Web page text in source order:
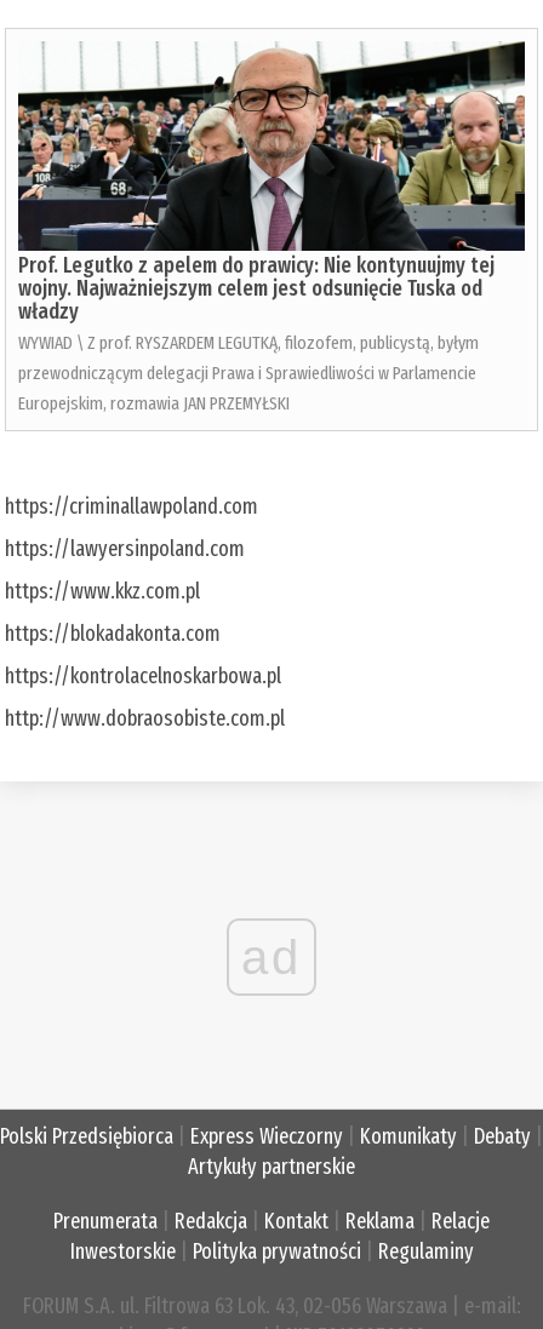
Prof. Legutko z apelem do prawicy: Nie kontynuujmy tej
wojny. Najważniejszym celem jest odsunięcie Tuska od
władzy
WYWIAD \ Z prof. RYSZARDEM LEGUTKĄ, filozofem, publicystą, byłym
przewodniczącym delegacji Prawa i Sprawiedliwości w Parlamencie
Europejskim, rozmawia JAN PRZEMYŁSKI
https://criminallawpoland.com
https://lawyersinpoland.com
https://www.kkz.com.pl
https://blokadakonta.com
https://kontrolacelnoskarbowa.pl
http://www.dobraosobiste.com.pl
ad
Polski Przedsiębiorca Express Wieczorny Komunikaty Debaty
Artykuły partnerskie
Prenumerata Redakcja Kontakt Reklama
Relacje
Inwestorskie| Polityka prywatności Regulaminy
FORUM S.A. ul. Filtrowa 63 Lok. 43, 02-056 Warszawa | e-mail: